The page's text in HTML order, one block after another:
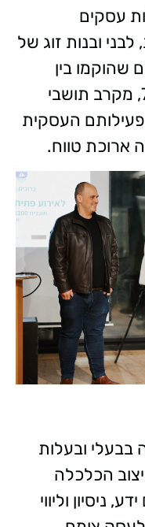
עסקים
לבני ובנות זוג של
שהוקמו בין
התאריכים 7.10.23-7.10.24, מקרב תושבי
העסקית
ארוכת טווח.
ובעלות
הכלכלה
ניסיון וליווי